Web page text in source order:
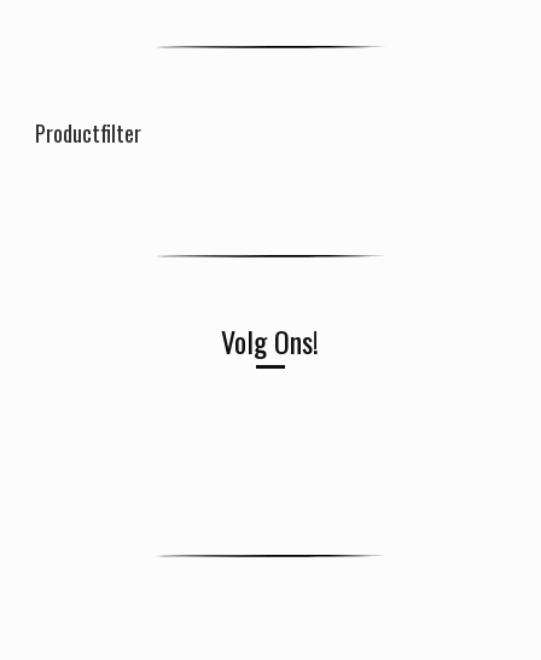
Productfilter
Volg Ons!